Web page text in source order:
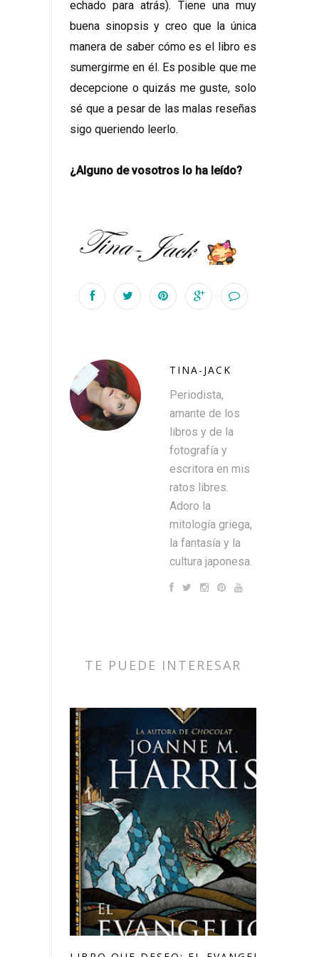
echado para atrás). Tiene una muy
buena sinopsis y creo que la única
manera de saber cómo es el libro es
sumergirme en él. Es posible que me
decepcione o quizás me guste, solo
sé que a pesar de las malas reseñas
sigo queriendo leerlo.
¿Alguno de vosotros lo ha leído?
TINA-JACK
Periodista,
amante de los
libros y de la
fotografía y
escritora en mis
ratos libres.
Adoro la
mitología griega,
la fantasía y la
cultura japonesa.
TE PUEDE INTERESAR